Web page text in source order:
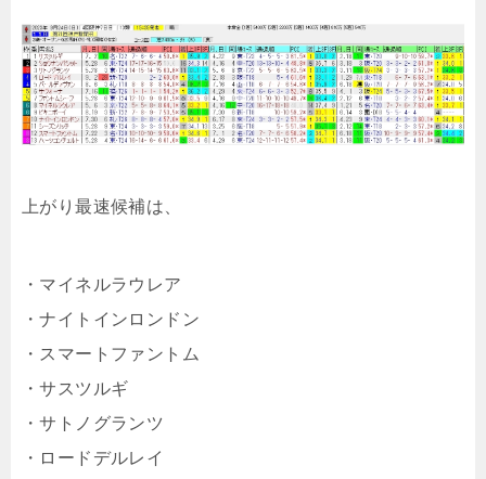
上がり最速候補は、
・マイネルラウレア
・ナイトインロンドン
・スマートファントム
・サスツルギ
・サトノグランツ
・ロードデルレイ